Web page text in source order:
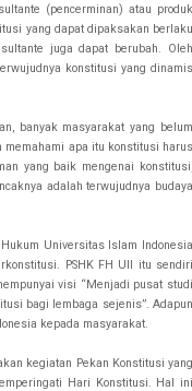
(pencerminan) atau produk
yang dapat dipaksakan berlaku
juga dapat berubah. Oleh
konstitusi yang dinamis
banyak masyarakat yang belum
memahami apa itu konstitusi harus
yang baik mengenai konstitusi,
adalah terwujudnya budaya
Universitas Islam Indonesia
PSHK FH UII itu sendiri
visi “Menjadi pusat studi
bagi lembaga sejenis”. Adapun
kepada masyarakat.
kegiatan Pekan Konstitusi yang
Hari Konstitusi. Hal ini